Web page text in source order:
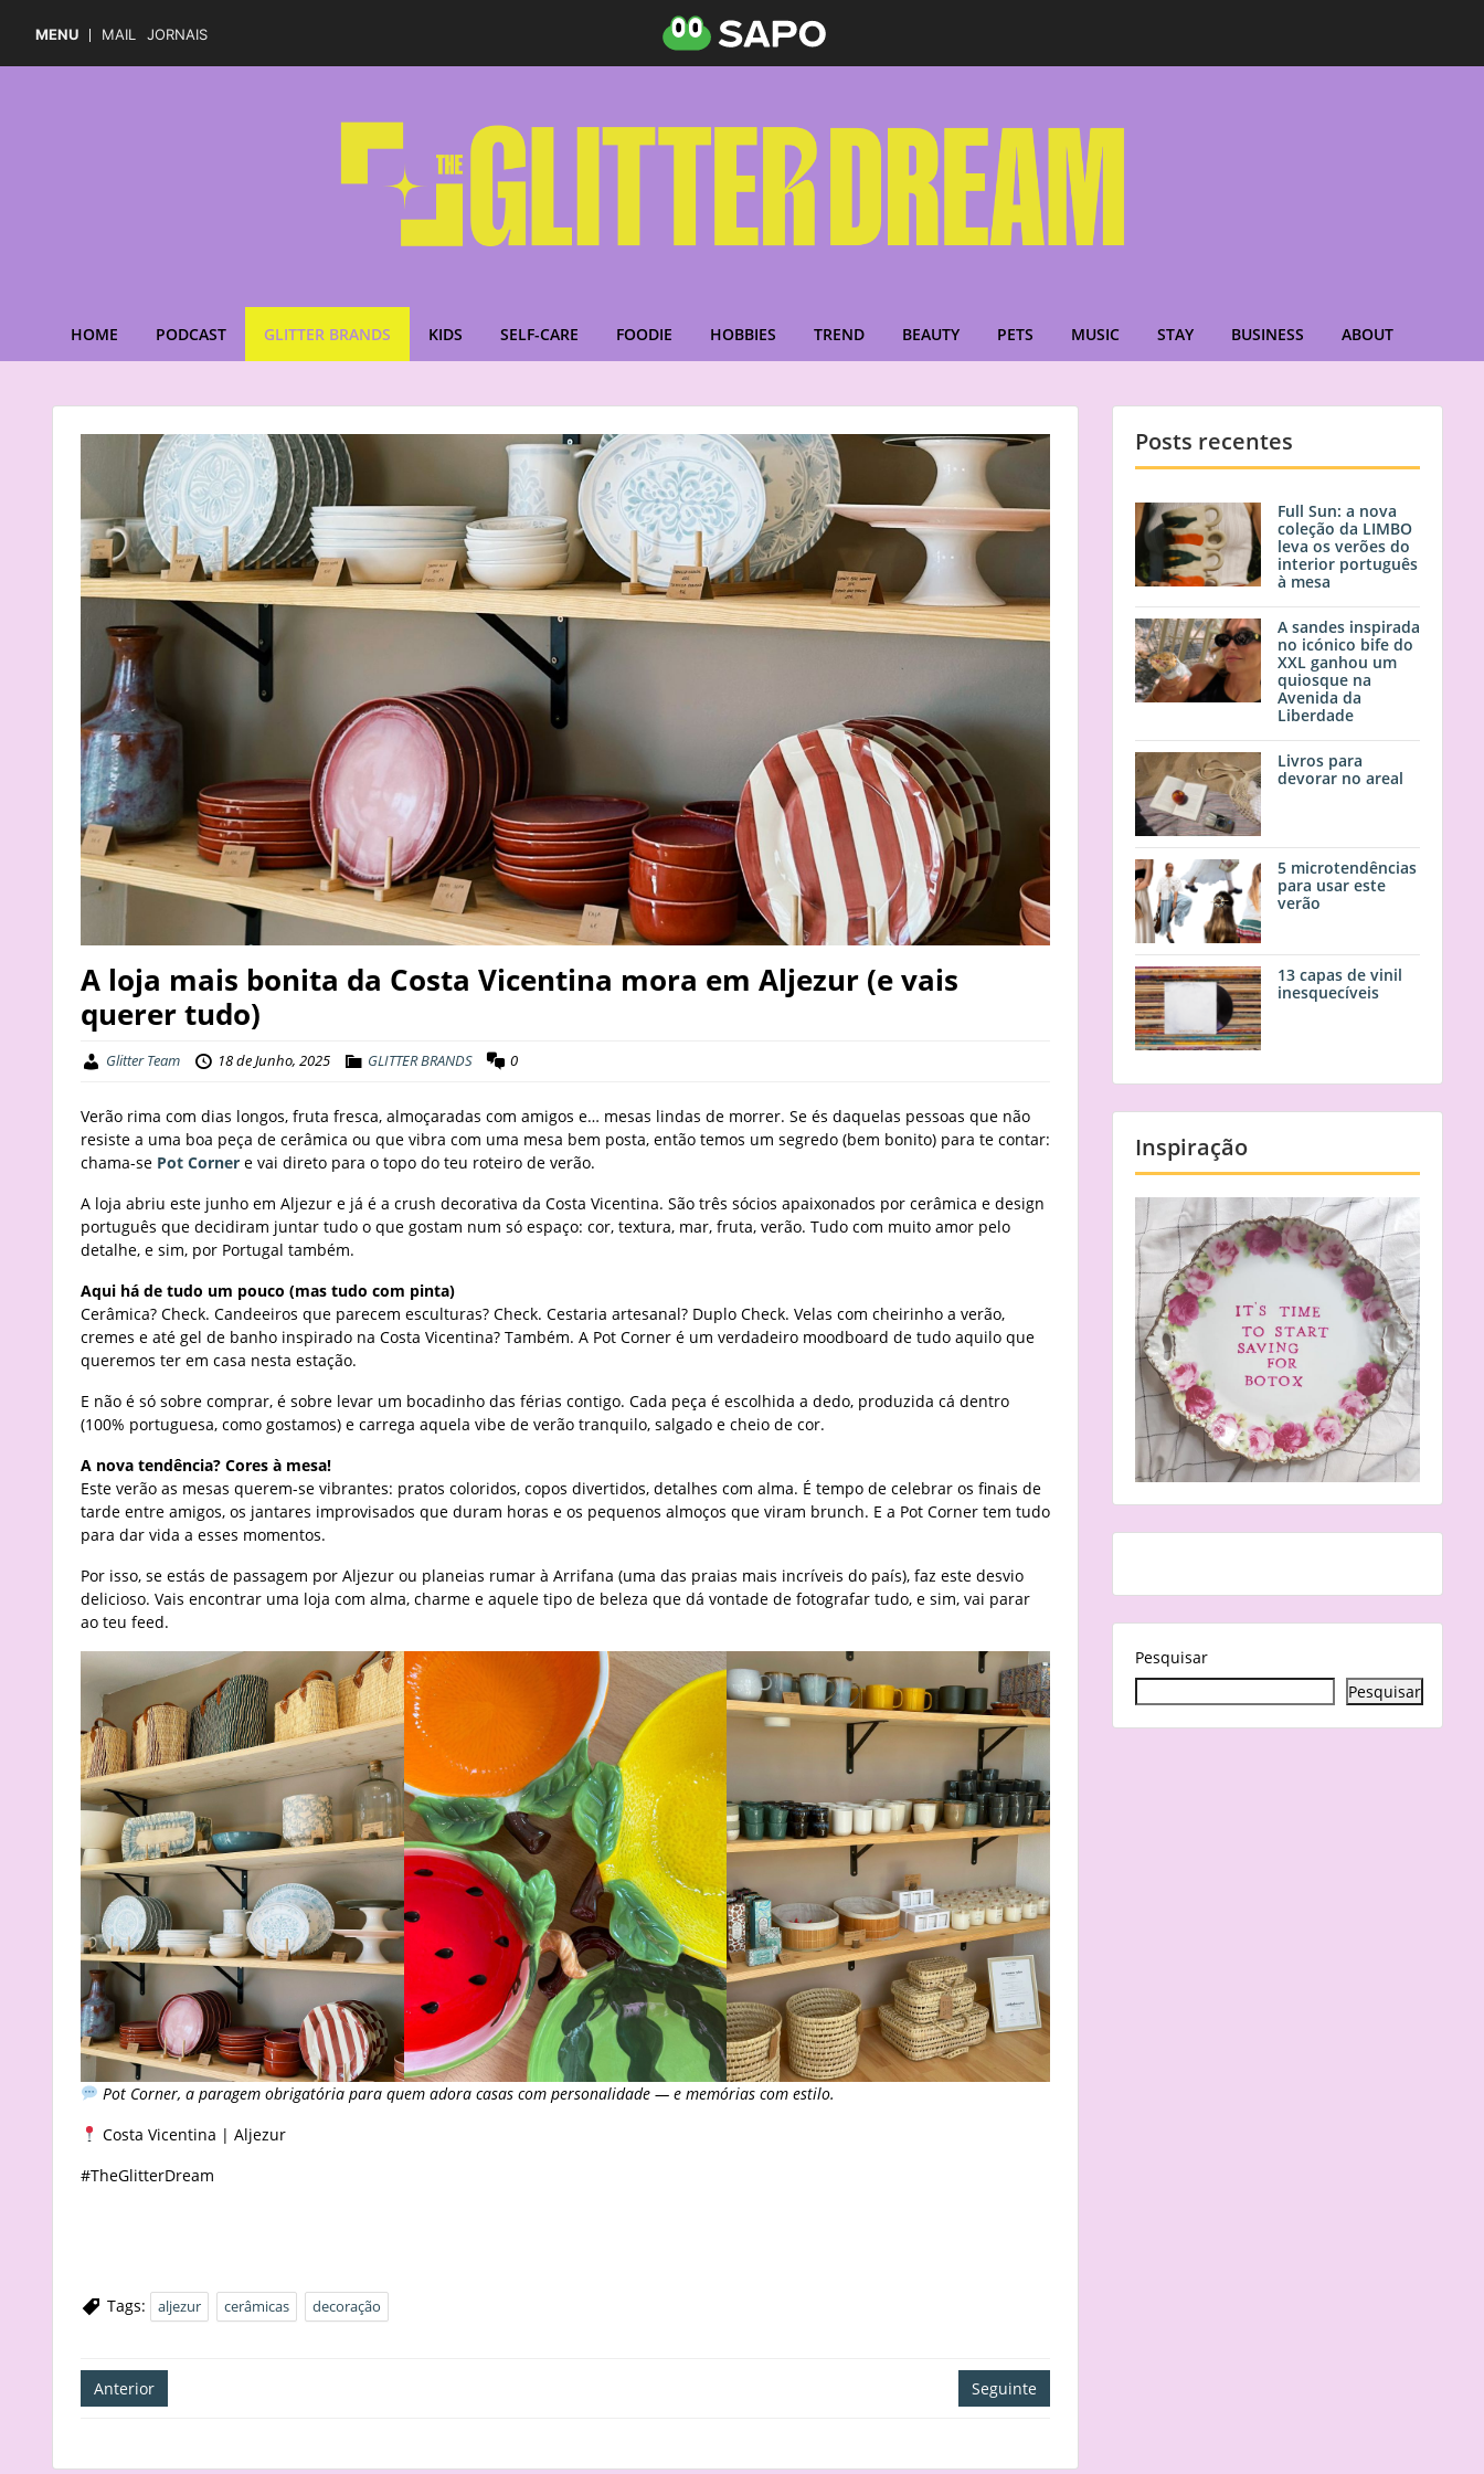
MENU MAIL JORNAIS
HOME PODCAST GLITTER BRANDS KIDS SELF-CARE FOODIE HOBBIES TREND BEAUTY PETS MUSIC STAY BUSINESS ABOUT
A loja mais bonita da Costa Vicentina mora em Aljezur (e vais
querer tudo)
Glitter Team 18 de Junho, 2025 GLITTER BRANDS 0
Verão rima com dias longos, fruta fresca, almoçaradas com amigos e… mesas lindas de morrer. Se és daquelas pessoas que não
resiste a uma boa peça de cerâmica ou que vibra com uma mesa bem posta, então temos um segredo (bem bonito) para te contar:
chama-se Pot Corner e vai direto para o topo do teu roteiro de verão.
A loja abriu este junho em Aljezur e já é a crush decorativa da Costa Vicentina. São três sócios apaixonados por cerâmica e design
português que decidiram juntar tudo o que gostam num só espaço: cor, textura, mar, fruta, verão. Tudo com muito amor pelo
detalhe, e sim, por Portugal também.
Aqui há de tudo um pouco (mas tudo com pinta)
Cerâmica? Check. Candeeiros que parecem esculturas? Check. Cestaria artesanal? Duplo Check. Velas com cheirinho a verão,
cremes e até gel de banho inspirado na Costa Vicentina? Também. A Pot Corner é um verdadeiro moodboard de tudo aquilo que
queremos ter em casa nesta estação.
E não é só sobre comprar, é sobre levar um bocadinho das férias contigo. Cada peça é escolhida a dedo, produzida cá dentro
(100% portuguesa, como gostamos) e carrega aquela vibe de verão tranquilo, salgado e cheio de cor.
A nova tendência? Cores à mesa!
Este verão as mesas querem-se vibrantes: pratos coloridos, copos divertidos, detalhes com alma. É tempo de celebrar os finais de
tarde entre amigos, os jantares improvisados que duram horas e os pequenos almoços que viram brunch. E a Pot Corner tem tudo
para dar vida a esses momentos.
Por isso, se estás de passagem por Aljezur ou planeias rumar à Arrifana (uma das praias mais incríveis do país), faz este desvio
delicioso. Vais encontrar uma loja com alma, charme e aquele tipo de beleza que dá vontade de fotografar tudo, e sim, vai parar
ao teu feed.
Pot Corner, a paragem obrigatória para quem adora casas com personalidade — e memórias com estilo.
Costa Vicentina | Aljezur
#TheGlitterDream
Tags: aljezur cerâmicas decoração
Navegação
de
Anterior Seguinte
Posts recentes
Full Sun: a nova
coleção da LIMBO
leva os verões do
interior português
à mesa
A sandes inspirada
no icónico bife do
XXL ganhou um
quiosque na
Avenida da
Liberdade
Livros para
devorar no areal
5 microtendências
para usar este
verão
13 capas de vinil
inesquecíveis
Inspiração
Pesquisar
Pesquisar